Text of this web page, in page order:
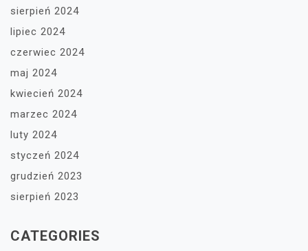
sierpień 2024
lipiec 2024
czerwiec 2024
maj 2024
kwiecień 2024
marzec 2024
luty 2024
styczeń 2024
grudzień 2023
sierpień 2023
CATEGORIES